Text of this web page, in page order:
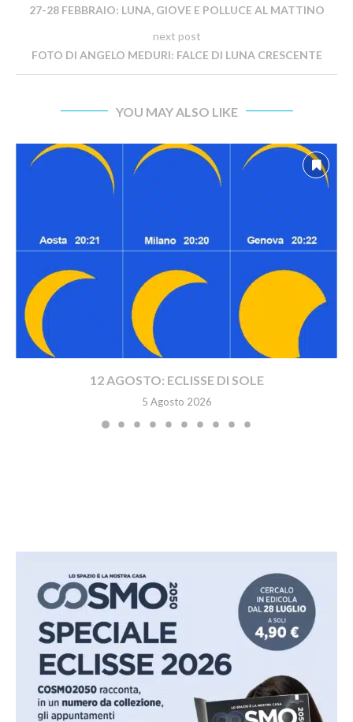
27-28 FEBBRAIO: LUNA, GIOVE E POLLUCE AL MATTINO
next post
FOTO DI ANGELO MEDURI: FALCE DI LUNA CRESCENTE
YOU MAY ALSO LIKE
12 AGOSTO: ECLISSE DI SOLE
5 Agosto 2026